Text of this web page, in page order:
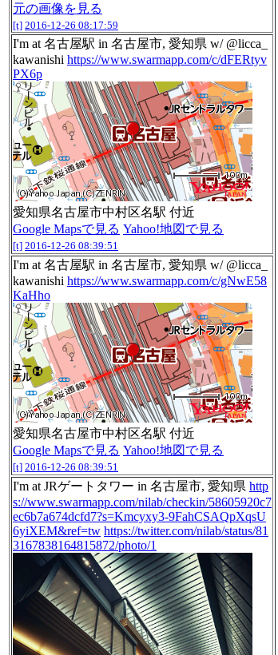
元の画像を見る
[t] 2016-12-26 08:17:59
I'm at 名古屋駅 in 名古屋市, 愛知県 w/ @licca_
kawanishi https://www.swarmapp.com/c/dFERtyv
PX6p
愛知県名古屋市中村区名駅 付近
Google Mapsで見る Yahoo!地図で見る
[t] 2016-12-26 08:39:51
I'm at 名古屋駅 in 名古屋市, 愛知県 w/ @licca_
kawanishi https://www.swarmapp.com/c/gNwE58
KaHho
愛知県名古屋市中村区名駅 付近
Google Mapsで見る Yahoo!地図で見る
[t] 2016-12-26 08:39:51
I'm at JRゲートタワー in 名古屋市, 愛知県 http
s://www.swarmapp.com/nilab/checkin/58605920c7
ec6b7a674dcfd7?s=Kmcyxy3-9FahCSAQpXqsU
6yiXEM&ref=tw https://twitter.com/nilab/status/81
3167838164815872/photo/1